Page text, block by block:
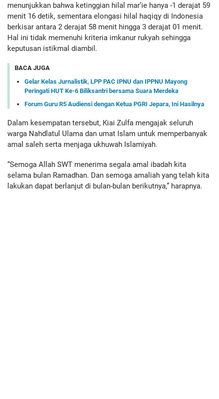
menunjukkan bahwa ketinggian hilal mar’ie hanya -1 derajat 59
menit 16 detik, sementara elongasi hilal haqiqy di Indonesia
berkisar antara 2 derajat 58 menit hingga 3 derajat 01 menit.
Hal ini tidak memenuhi kriteria imkanur rukyah sehingga
keputusan istikmal diambil.
BACA JUGA
Gelar Kelas Jurnalistik, LPP PAC IPNU dan IPPNU Mayong
Peringati HUT Ke-6 Biliksantri bersama Suara Merdeka
Forum Guru R5 Audiensi dengan Ketua PGRI Jepara, Ini Hasilnya
Dalam kesempatan tersebut, Kiai Zulfa mengajak seluruh
warga Nahdlatul Ulama dan umat Islam untuk memperbanyak
amal saleh serta menjaga ukhuwah Islamiyah.
“Semoga Allah SWT menerima segala amal ibadah kita
selama bulan Ramadhan. Dan semoga amaliah yang telah kita
lakukan dapat berlanjut di bulan-bulan berikutnya,” harapnya.